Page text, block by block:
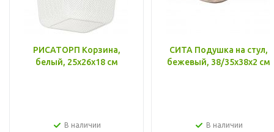
РИСАТОРП Корзина,
белый, 25x26x18 см
В наличии
СИТА Подушка на стул,
бежевый, 38/35x38x2 см
В наличии